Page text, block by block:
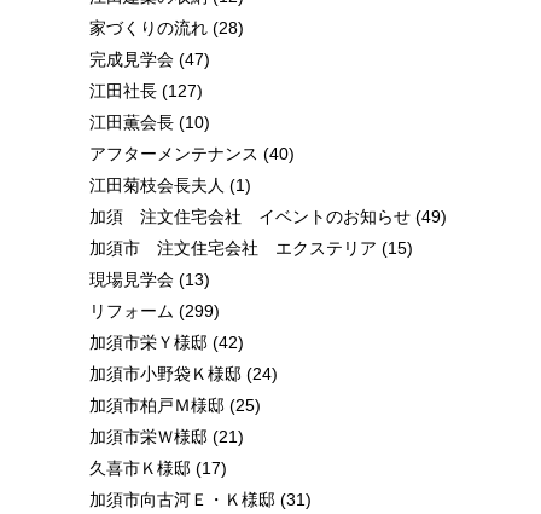
家づくりの流れ (28)
完成見学会 (47)
江田社長 (127)
江田薫会長 (10)
アフターメンテナンス (40)
江田菊枝会長夫人 (1)
加須 注文住宅会社 イベントのお知らせ (49)
加須市 注文住宅会社 エクステリア (15)
現場見学会 (13)
リフォーム (299)
加須市栄Ｙ様邸 (42)
加須市小野袋Ｋ様邸 (24)
加須市柏戸Ｍ様邸 (25)
加須市栄Ｗ様邸 (21)
久喜市Ｋ様邸 (17)
加須市向古河Ｅ・Ｋ様邸 (31)